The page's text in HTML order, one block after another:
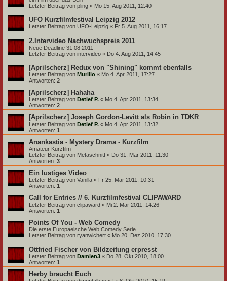
Letzter Beitrag von pling « Mo 15. Aug 2011, 12:40
UFO Kurzfilmfestival Leipzig 2012
Letzter Beitrag von UFO-Leipzig « Fr 5. Aug 2011, 16:17
2.Intervideo Nachwuchspreis 2011
Neue Deadline 31.08.2011
Letzter Beitrag von intervideo « Do 4. Aug 2011, 14:45
[Aprilscherz] Redux von "Shining" kommt ebenfalls
Letzter Beitrag von Murillo « Mo 4. Apr 2011, 17:27
Antworten: 2
[Aprilscherz] Hahaha
Letzter Beitrag von Detlef P. « Mo 4. Apr 2011, 13:34
Antworten: 2
[Aprilscherz] Joseph Gordon-Levitt als Robin in TDKR
Letzter Beitrag von Detlef P. « Mo 4. Apr 2011, 13:32
Antworten: 1
Anankastia - Mystery Drama - Kurzfilm
Amateur Kurzfilm
Letzter Beitrag von Metaschnitt « Do 31. Mär 2011, 11:30
Antworten: 3
Ein lustiges Video
Letzter Beitrag von Vanilla « Fr 25. Mär 2011, 10:31
Antworten: 1
Call for Entries // 6. Kurzfilmfestival CLIPAWARD
Letzter Beitrag von clipaward « Mi 2. Mär 2011, 14:26
Antworten: 1
Points Of You - Web Comedy
Die erste Europaeische Web Comedy Serie
Letzter Beitrag von ryanwichert « Mo 20. Dez 2010, 17:30
Ottfried Fischer von Bildzeitung erpresst
Letzter Beitrag von Damien3 « Do 28. Okt 2010, 18:00
Antworten: 1
Herby braucht Euch